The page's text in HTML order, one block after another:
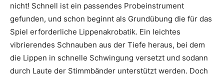
nicht! Schnell ist ein passendes Probeinstrument
gefunden, und schon beginnt als Grundübung die für das
Spiel erforderliche Lippenakrobatik. Ein leichtes
vibrierendes Schnauben aus der Tiefe heraus, bei dem
die Lippen in schnelle Schwingung versetzt und sodann
durch Laute der Stimmbänder unterstützt werden. Doch